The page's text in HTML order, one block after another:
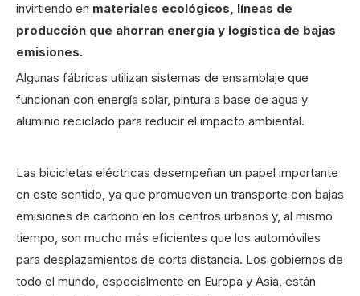
invirtiendo en materiales ecológicos, líneas de
producción que ahorran energía y logística de bajas
emisiones.
Algunas fábricas utilizan sistemas de ensamblaje que
funcionan con energía solar, pintura a base de agua y
aluminio reciclado para reducir el impacto ambiental.
Las bicicletas eléctricas desempeñan un papel importante
en este sentido, ya que promueven un transporte con bajas
emisiones de carbono en los centros urbanos y, al mismo
tiempo, son mucho más eficientes que los automóviles
para desplazamientos de corta distancia. Los gobiernos de
todo el mundo, especialmente en Europa y Asia, están